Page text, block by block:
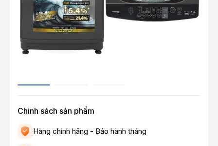
Chinh sách sản phẩm
Hàng chính hãng - Bảo hành tháng